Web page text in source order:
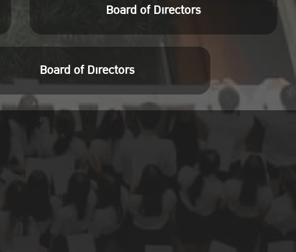
Board of Directors
Board of Directors